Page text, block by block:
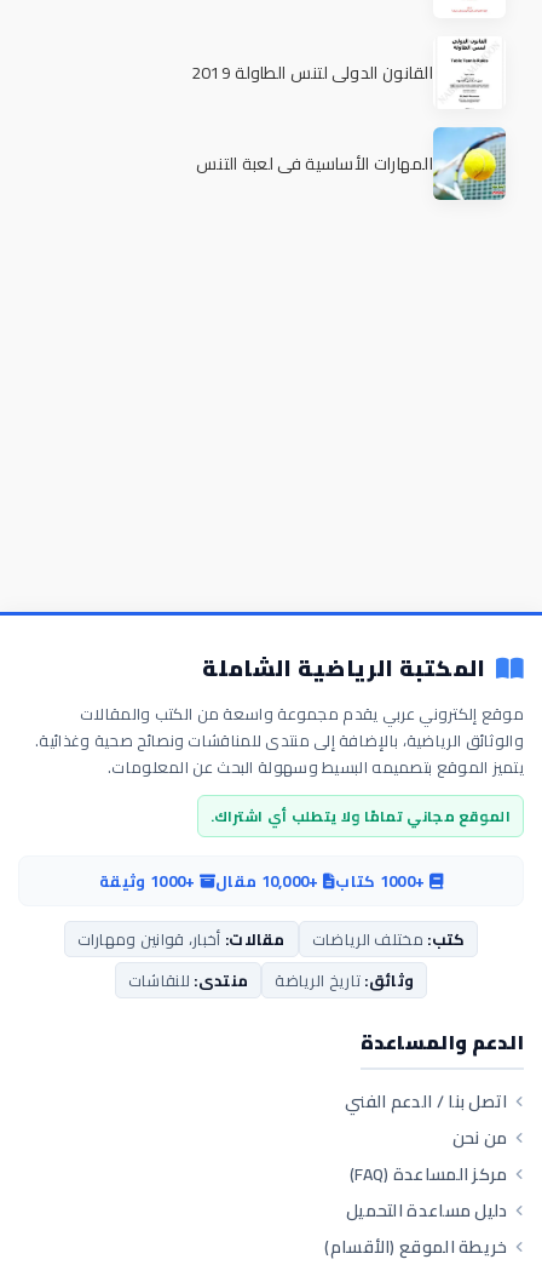
القانون الدولي لتنس الطاولة 2019
المهارات الأساسية في لعبة التنس
المكتبة الرياضية الشاملة
موقع إلكتروني عربي يقدم مجموعة واسعة من الكتب والمقالات
والوثائق الرياضية، بالإضافة إلى منتدى للمناقشات ونصائح صحية وغذائية.
يتميز الموقع بتصميمه البسيط وسهولة البحث عن المعلومات.
الموقع مجاني تمامًا ولا يتطلب أي اشتراك.
+1000 كتاب +10,000 مقال
+1000 وثيقة
كتب: مختلف الرياضات مقالات: أخبار، قوانين ومهارات
وثائق:تاريخ الرياضة منتدى: للنقاشات
الدعم والمساعدة
اتصل بنا / الدعم الفني
من نحن
مركز المساعدة (FAQ)
دليل مساعدة التحميل
خريطة الموقع (الأقسام)